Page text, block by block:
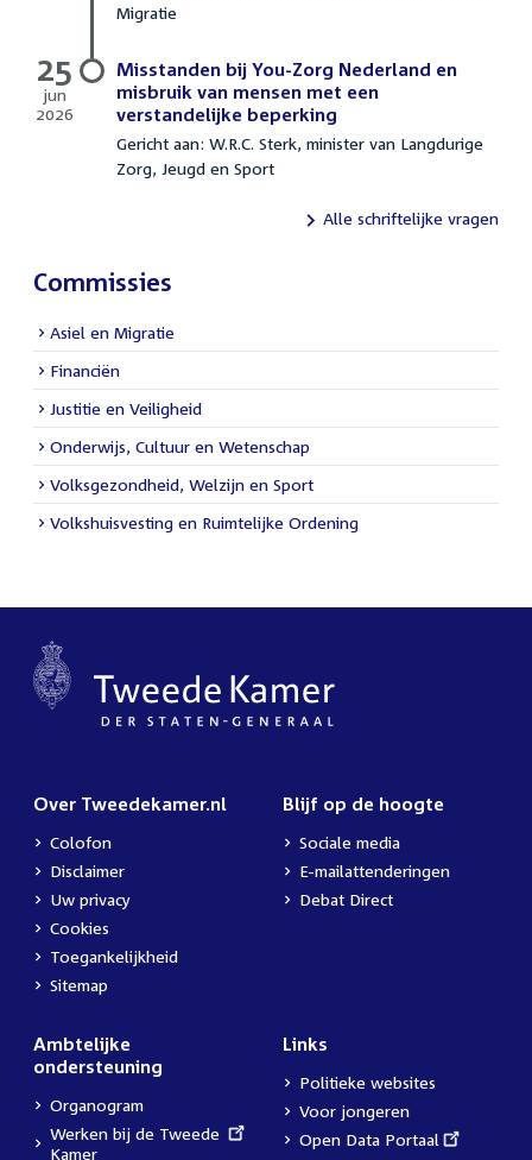
Migratie
Misstanden bij You-Zorg Nederland en
misbruik van mensen met een
verstandelijke beperking
Gericht aan: W.R.C. Sterk, minister van Langdurige
Zorg, Jeugd en Sport
25
jun
2026
Alle schriftelijke vragen
Commissies
Asiel en Migratie
Financiën
Justitie en Veiligheid
Onderwijs, Cultuur en Wetenschap
Volksgezondheid, Welzijn en Sport
Volkshuisvesting en Ruimtelijke Ordening
Over Tweedekamer.nl
Colofon
Disclaimer
Uw privacy
Cookies
Toegankelijkheid
Sitemap
Blijf op de hoogte
Sociale media
E-mailattenderingen
Debat Direct
Ambtelijke
ondersteuning
Organogram
External
link:
Werken bij de Tweede
Kamer
Links
Politieke websites
Voor jongeren
External
Open Data Portaal